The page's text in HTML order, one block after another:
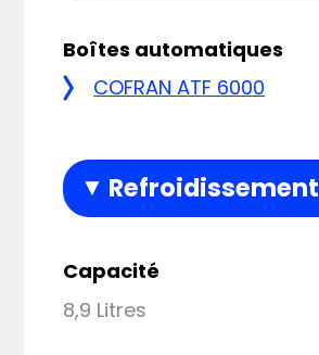
Boîtes automatiques
COFRAN ATF 6000
Refroidissement
Capacité
8,9 Litres